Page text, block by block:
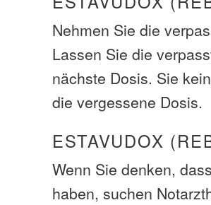
Nehmen Sie die
Lassen Sie die
nächste Dosis. Sie
die vergessene Dosis.
ESTAVUDOX
Wenn Sie denken,
haben, suchen